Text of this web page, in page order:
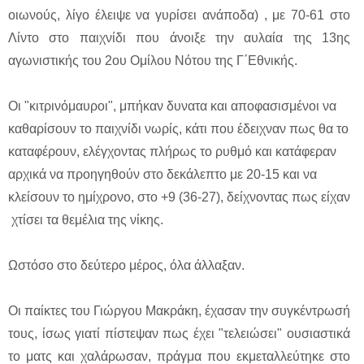
οιωνούς, λίγο έλειψε να γυρίσει ανάποδα) , με 70-61 στο
Λίντο στο παιχνίδι που άνοιξε την αυλαία της 13ης
αγωνιστικής του 2ου Ομίλου Νότου της Γ΄Εθνικής.
Οι "κιτρινόμαυροι", μπήκαν δυνατα και αποφασισμένοι να
καθαρίσουν το παιχνίδι νωρίς, κάτι που έδειχναν πως θα το
καταφέρουν, ελέγχοντας πλήρως το ρυθμό και κατάφεραν
αρχικά να προηγηθούν στο δεκάλεπτο με 20-15 και να
κλείσουν το ημίχρονο, στο +9 (36-27), δείχνοντας πως είχαν
χτίσει τα θεμέλια της νίκης.
Ωστόσο στο δεύτερο μέρος, όλα άλλαξαν.
Οι παίκτες του Γιώργου Μακράκη, έχασαν την συγκέντρωσή
τους, ίσως γιατί πίστεψαν πως έχει "τελειώσει" ουσιαστικά
το ματς και χαλάρωσαν, πράγμα που εκμεταλλεύτηκε στο